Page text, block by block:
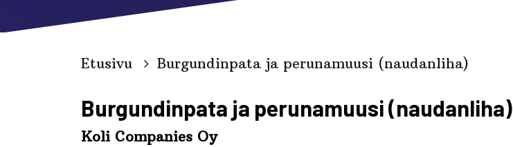
Etusivu Burgundinpata ja perunamuusi (naudanliha)
Burgundinpata ja perunamuusi (naudanliha)
Koli Companies Oy